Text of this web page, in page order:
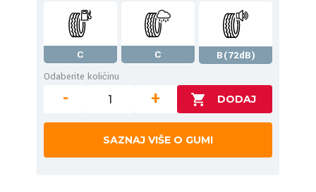
C C
B(72dB)
Odaberite količinu
- +
SAZNAJ VIŠE O GUMI